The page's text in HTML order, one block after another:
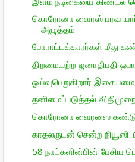
கொரோனா வைரஸ் பரவ
அழுத்தம்
போராட்டக்காரர்கள் மீது
திறமையற்ற ஜனாதிபதி
ஓய்வுபெறுகிறார்
தனிமைப்படுத்தல்
கொரோனா வைரஸை
காதலருடன் சென்ற நியூஸி.
58 நாட்களின்பின் பேசிய